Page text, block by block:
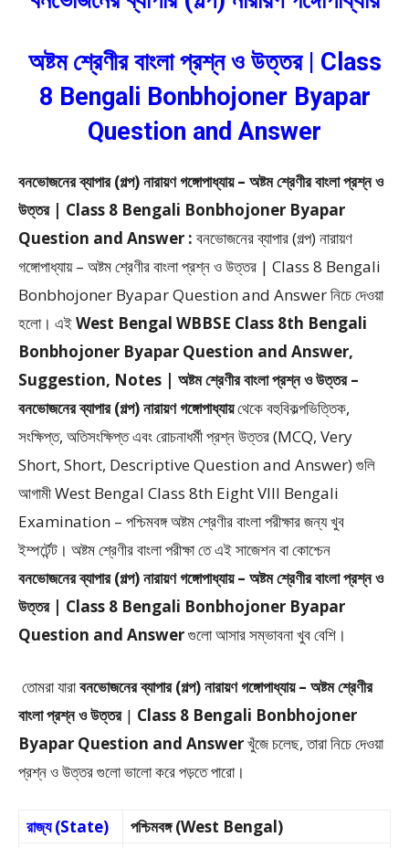
অষ্টম শ্রেণীর বাংলা প্রশ্ন ও উত্তর | Class
8 Bengali Bonbhojoner Byapar
Question and Answer
বনভোজনের ব্যাপার (গল্প) নারায়ণ গঙ্গোপাধ্যায় – অষ্টম শ্রেণীর বাংলা প্রশ্ন ও
উত্তর | Class 8 Bengali Bonbhojoner Byapar
Question and Answer : বনভোজনের ব্যাপার (গল্প) নারায়ণ
গঙ্গোপাধ্যায় – অষ্টম শ্রেণীর বাংলা প্রশ্ন ও উত্তর | Class 8 Bengali
Bonbhojoner Byapar Question and Answerনিচে দেওয়া
হলো। এইWest Bengal WBBSE Class 8th Bengali
Bonbhojoner Byapar Question and Answer,
Suggestion, Notes | অষ্টম শ্রেণীর বাংলা প্রশ্ন ও উত্তর –
বনভোজনের ব্যাপার (গল্প) নারায়ণ গঙ্গোপাধ্যায়থেকেবহুবিকল্পভিত্তিক,
সংক্ষিপ্ত, অতিসংক্ষিপ্ত এবং রোচনাধর্মী প্রশ্ন উত্তর (MCQ, Very
Short, Short, Descriptive Question and Answer)গুলি
আগামী West Bengal Class 8th Eight VIII Bengali
Examination – পশ্চিমবঙ্গ অষ্টম শ্রেণীর বাংলা পরীক্ষার জন্য খুব
ইম্পর্টেন্ট। অষ্টম শ্রেণীর বাংলা পরীক্ষা তে এই সাজেশন বা কোশ্চেন
বনভোজনের ব্যাপার (গল্প) নারায়ণ গঙ্গোপাধ্যায় – অষ্টম শ্রেণীর বাংলা প্রশ্ন ও
উত্তর | Class 8 Bengali Bonbhojoner Byapar
Question and Answerগুলো আসার সম্ভাবনা খুব বেশি।
তোমরা যারাবনভোজনের ব্যাপার (গল্প) নারায়ণ গঙ্গোপাধ্যায় – অষ্টম শ্রেণীর
বাংলা প্রশ্ন ও উত্তর| Class 8 Bengali Bonbhojoner
Byapar Question and Answerখুঁজে চলেছ, তারা নিচে দেওয়া
প্রশ্ন ও উত্তর গুলো ভালো করে পড়তে পারো।
রাজ্য (State)
পশ্চিমবঙ্গ (West Bengal)